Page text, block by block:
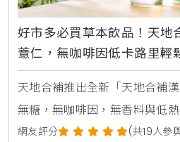
好市多必買草本飲品！天地
薏仁，無咖啡因低卡路里輕
天地合補推出全新「天地合補
無糖，無咖啡因，無香料與低
仁，山楂等草本素材，口感甘
網友評分 (共19人參